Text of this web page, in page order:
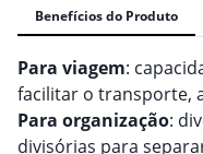
Benefícios do Produto
Para viagem:
facilitar o transporte,
Para organização:
divisórias para